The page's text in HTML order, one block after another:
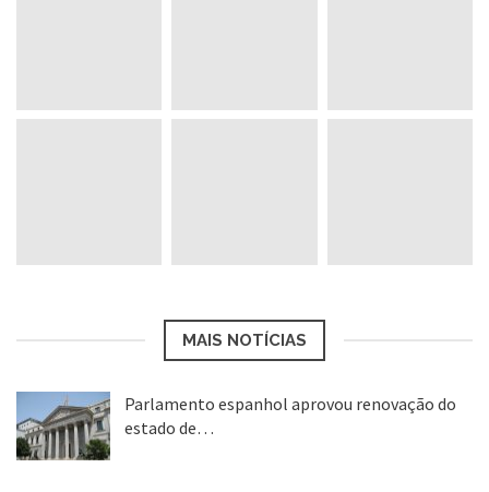
MAIS NOTÍCIAS
Parlamento espanhol aprovou renovação do
estado de…